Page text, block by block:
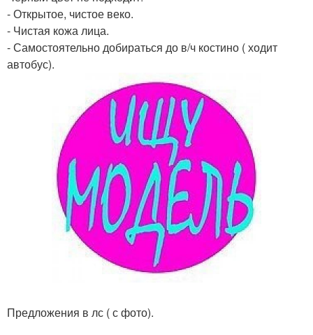
- Открытое, чистое веко.
- Чистая кожа лица.
- Самостоятельно добираться до в/ч костино ( ходит
автобус).
Предложения в лс ( с фото).